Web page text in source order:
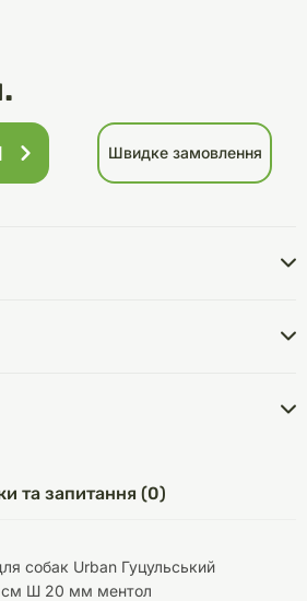
Швидке замовлення
та запитання (0)
собак Urban Гуцульський
Ш 20 мм ментол